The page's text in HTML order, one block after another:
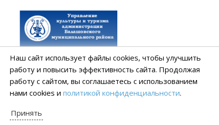
Наш сайт использует файлы cookies, чтобы улучшить
работу и повысить эффективность сайта. Продолжая
работу с сайтом, вы соглашаетесь с использованием
нами cookies и политикой конфиденциальности.
Принять